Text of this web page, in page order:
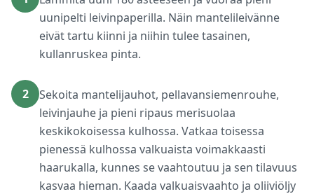
uunipelti leivinpaperilla. Näin mantelileivänne
eivät tartu kiinni ja niihin tulee tasainen,
kullanruskea pinta.
2
Sekoita mantelijauhot, pellavansiemenrouhe,
leivinjauhe ja pieni ripaus merisuolaa
keskikokoisessa kulhossa. Vatkaa toisessa
pienessä kulhossa valkuaista voimakkaasti
haarukalla, kunnes se vaahtoutuu ja sen tilavuus
kasvaa hieman. Kaada valkuaisvaahto ja oliiviöljy